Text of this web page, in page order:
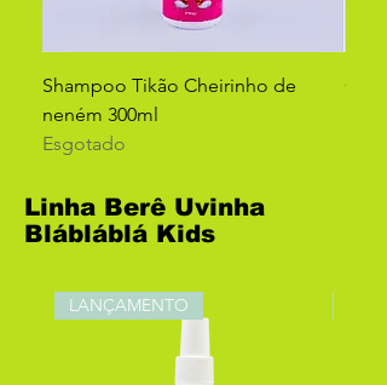
Shampoo Tikão Cheirinho de
neném 300ml
Esgotado
Linha Berê Uvinha
Blábláblá Kids
LANÇAMENTO